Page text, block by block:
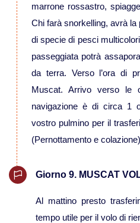
marrone rossastro,
Chi farà snorkelling, avrà la
di specie di pesci
passeggiata potrà
da terra. Verso l’ora di
Muscat. Arrivo verso le
navigazione è di circa 1
vostro pulmino per il
(Pernottamento e
Giorno 9. MUSCAT
Al mattino presto
tempo utile per il volo di